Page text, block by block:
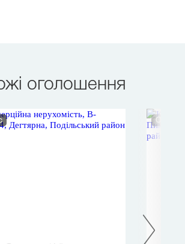
оголошення
Офіс